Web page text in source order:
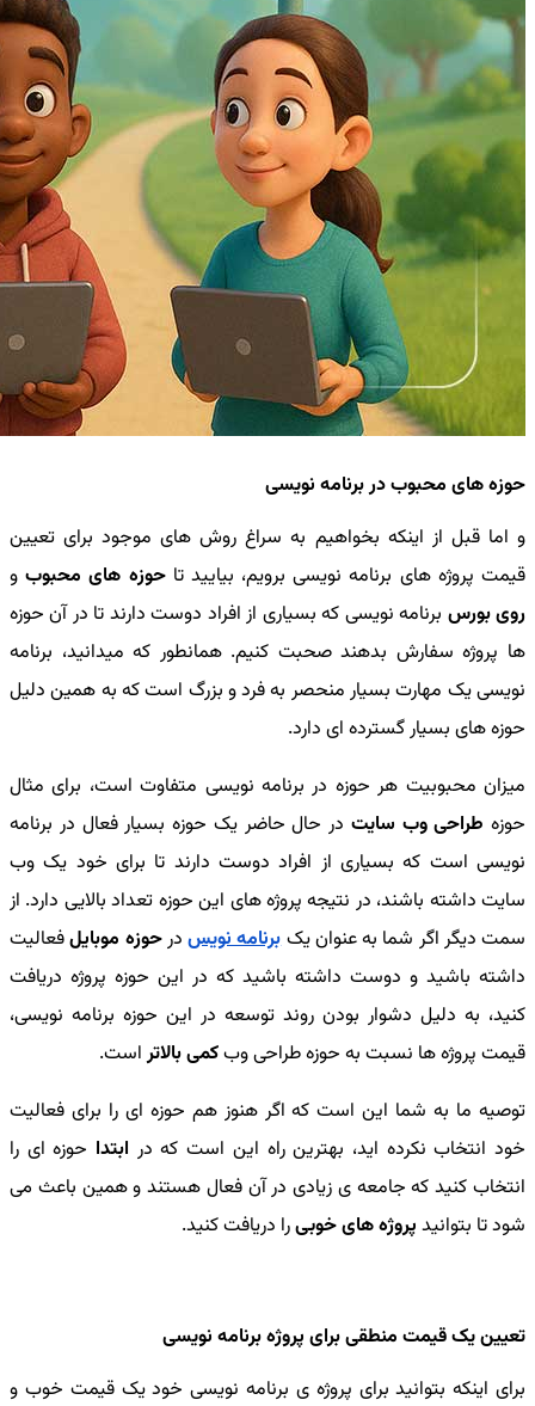
حوزه های محبوب در برنامه نویسی
و اما قبل از اینکه بخواهیم به سراغ روش های موجود برای تعیین
قیمت پروژه های برنامه نویسی برویم، بیایید تاحوزه های محبوبو
روی بورس برنامه نویسی که بسیاری از افراد دوست دارند تا در آن حوزه
ها پروژه سفارش بدهند صحبت کنیم. همانطور که میدانید، برنامه
نویسی یک مهارت بسیار منحصر به فرد و بزرگ است که به همین دلیل
حوزه های بسیار گسترده ای دارد.
میزان محبوبیت هر حوزه در برنامه نویسی متفاوت است، برای مثال
حوزه طراحی وب سایت در حال حاضر یک حوزه بسیار فعال در برنامه
نویسی است که بسیاری از افراد دوست دارند تا برای خود یک وب
سایت داشته باشند، در نتیجه پروژه های این حوزه تعداد بالایی دارد. از
سمت دیگر اگر شما به عنوان یکبرنامه نویس درحوزه موبایلفعالیت
داشته باشید و دوست داشته باشید که در این حوزه پروژه دریافت
کنید، به دلیل دشوار بودن روند توسعه در این حوزه برنامه نویسی،
قیمت پروژه ها نسبت به حوزه طراحی وبکمی بالاتراست.
توصیه ما به شما این است که اگر هنوز هم حوزه ای را برای فعالیت
خود انتخاب نکرده اید، بهترین راه این است که در ابتدا حوزه ای را
انتخاب کنید که جامعه ی زیادی در آن فعال هستند و همین باعث می
شود تا بتوانید پروژه های خوبیرا دریافت کنید.
تعیین یک قیمت منطقی برای پروژه برنامه نویسی
برای اینکه بتوانید برای پروژه ی برنامه نویسی خود یک قیمت خوب و